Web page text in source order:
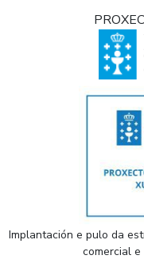
Implantación e pulo da
comercial